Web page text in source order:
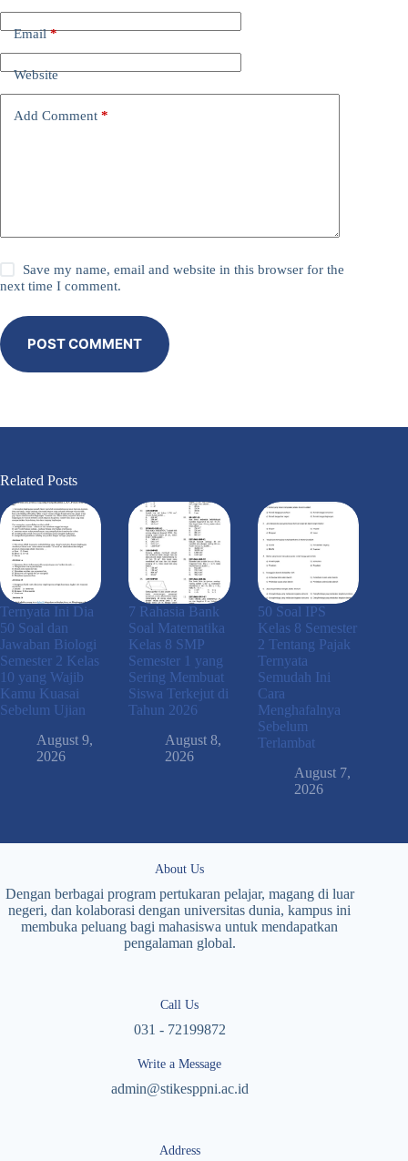
Email*
Website
Add Comment *
Save my name, email and website in this browser for the
next time I comment.
POST COMMENT
Related Posts
Ternyata Ini Dia
50 Soal dan
Jawaban Biologi
Semester 2 Kelas
10 yang Wajib
Kamu Kuasai
Sebelum Ujian
August 9,
2026
7 Rahasia Bank
Soal Matematika
Kelas 8 SMP
Semester 1 yang
Sering Membuat
Siswa Terkejut di
Tahun 2026
August 8,
2026
50 Soal IPS
Kelas 8 Semester
2 Tentang Pajak
Ternyata
Semudah Ini
Cara
Menghafalnya
Sebelum
Terlambat
August 7,
2026
About Us
Dengan berbagai program pertukaran pelajar, magang di luar
negeri, dan kolaborasi dengan universitas dunia, kampus ini
membuka peluang bagi mahasiswa untuk mendapatkan
pengalaman global.
Call Us
031 - 72199872
Write a Message
admin@stikesppni.ac.id
Address